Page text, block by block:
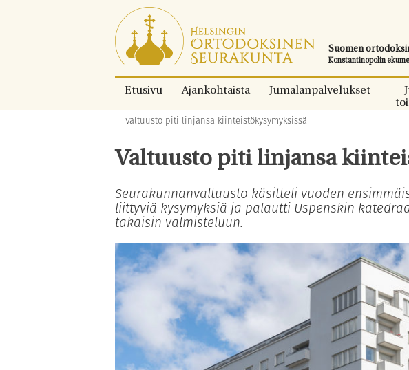
Siirry
suoraan
sisältöön.
Suomen
Konstantinopolin
Etusivu Ajankohtaista Jumalanpalvelukset
Murupolku:
Valtuusto piti linjansa kiinteistökysymyksissä
Valtuusto piti linjansa
Seurakunnanvaltuusto käsitteli vuoden
liittyviä kysymyksiä ja palautti Uspenskin
takaisin valmisteluun.